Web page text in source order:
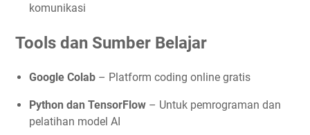
komunikasi
Tools dan Sumber Belajar
Google Colab – Platform coding online gratis
Python dan TensorFlow – Untuk pemrograman dan
pelatihan model AI